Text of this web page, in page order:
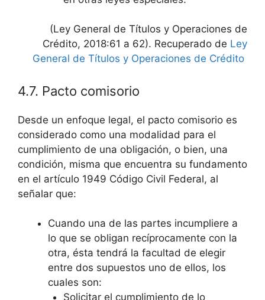
(Ley General de Títulos y Operaciones de
Crédito, 2018:61 a 62). Recuperado de Ley
General de Títulos y Operaciones de Crédito
4.7. Pacto comisorio
Desde un enfoque legal, el pacto comisorio es
considerado como una modalidad para el
cumplimiento de una obligación, o bien, una
condición, misma que encuentra su fundamento
en el artículo 1949 Código Civil Federal, al
señalar que:
Cuando una de las partes incumpliere a
lo que se obligan recíprocamente con la
otra, ésta tendrá la facultad de elegir
entre dos supuestos uno de ellos, los
cuales son:
Solicitar el cumplimiento de lo